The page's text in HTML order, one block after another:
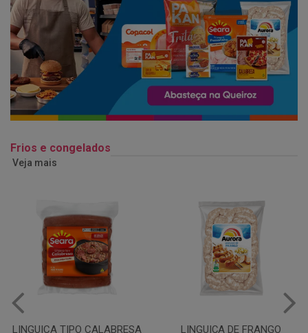
Frios e congelados
Veja mais
LINGUIÇA DE FRANGO QUEIJO MUSSARELA